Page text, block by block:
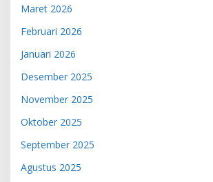
Maret 2026
Februari 2026
Januari 2026
Desember 2025
November 2025
Oktober 2025
September 2025
Agustus 2025